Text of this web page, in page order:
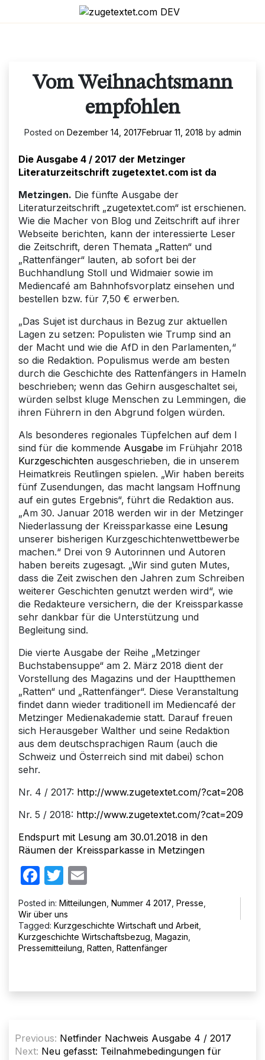
Vom Weihnachtsmann
empfohlen
Posted on Dezember 14, 2017Februar 11, 2018 by admin
Die Ausgabe 4 / 2017 der Metzinger
Literaturzeitschrift zugetextet.com ist da
Metzingen. Die fünfte Ausgabe der
Literaturzeitschrift „zugetextet.com“ ist erschienen.
Wie die Macher von Blog und Zeitschrift auf ihrer
Webseite berichten, kann der interessierte Leser
die Zeitschrift, deren Themata „Ratten“ und
„Rattenfänger“ lauten, ab sofort bei der
Buchhandlung Stoll und Widmaier sowie im
Mediencafé am Bahnhofsvorplatz einsehen und
bestellen bzw. für 7,50 € erwerben.
„Das Sujet ist durchaus in Bezug zur aktuellen
Lagen zu setzen: Populisten wie Trump sind an
der Macht und wie die AfD in den Parlamenten,“
so die Redaktion. Populismus werde am besten
durch die Geschichte des Rattenfängers in Hameln
beschrieben; wenn das Gehirn ausgeschaltet sei,
würden selbst kluge Menschen zu Lemmingen, die
ihren Führern in den Abgrund folgen würden.
Als besonderes regionales Tüpfelchen auf dem I
sind für die kommende Ausgabe im Frühjahr 2018
Kurzgeschichten ausgeschrieben, die in unserem
Heimatkreis Reutlingen spielen. „Wir haben bereits
fünf Zusendungen, das macht langsam Hoffnung
auf ein gutes Ergebnis“, führt die Redaktion aus.
„Am 30. Januar 2018 werden wir in der Metzinger
Niederlassung der Kreissparkasse eine Lesung
unserer bisherigen Kurzgeschichtenwettbewerbe
machen.“ Drei von 9 Autorinnen und Autoren
haben bereits zugesagt. „Wir sind guten Mutes,
dass die Zeit zwischen den Jahren zum Schreiben
weiterer Geschichten genutzt werden wird“, wie
die Redakteure versichern, die der Kreissparkasse
sehr dankbar für die Unterstützung und
Begleitung sind.
Die vierte Ausgabe der Reihe „Metzinger
Buchstabensuppe“ am 2. März 2018 dient der
Vorstellung des Magazins und der Hauptthemen
„Ratten“ und „Rattenfänger“. Diese Veranstaltung
findet dann wieder traditionell im Mediencafé der
Metzinger Medienakademie statt. Darauf freuen
sich Herausgeber Walther und seine Redaktion
aus dem deutschsprachigen Raum (auch die
Schweiz und Österreich sind mit dabei) schon
sehr.
Nr. 4 / 2017: http://www.zugetextet.com/?cat=208
Nr. 5 / 2018: http://www.zugetextet.com/?cat=209
Endspurt mit Lesung am 30.01.2018 in den
Räumen der Kreissparkasse in Metzingen
Facebook
Twitter
Posted in: Mitteilungen Nummer 4 2017 Presse
Wir über uns
Tagged: Kurzgeschichte Wirtschaft und Arbeit
Kurzgeschichte Wirtschaftsbezug Magazin
Pressemitteilung Ratten Rattenfänger
Previous: Netfinder Nachweis Ausgabe 4 / 2017
Next: Neu gefasst: Teilnahmebedingungen für